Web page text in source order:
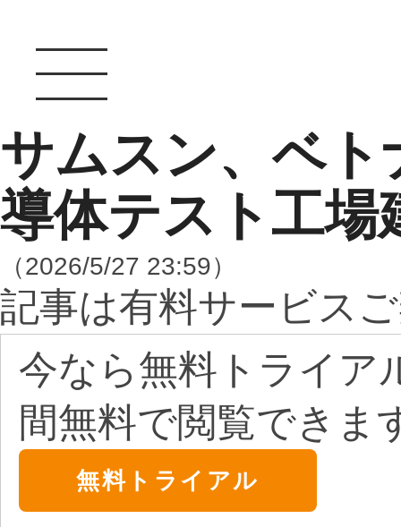
サムスン、ベ
導体テスト工場
（2026/5/27 23:59）
記事は有料サービス
今なら無料トライア
間無料で閲覧できま
無料トライアル